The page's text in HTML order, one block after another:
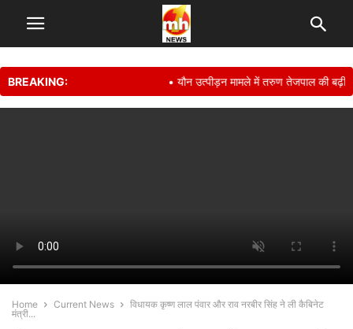
BREAKING: • यौन उत्पीड़न मामले में तरुण तेजपाल की बढ़ी
Home Current News
विधायक कृष्ण लाल पंवार और राव नरबीर सिंह ने ली कैबिनेट
मंत्री...